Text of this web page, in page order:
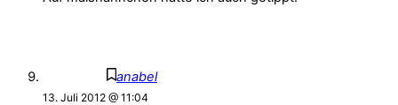
anabel
13. Juli 2012 @ 11:04